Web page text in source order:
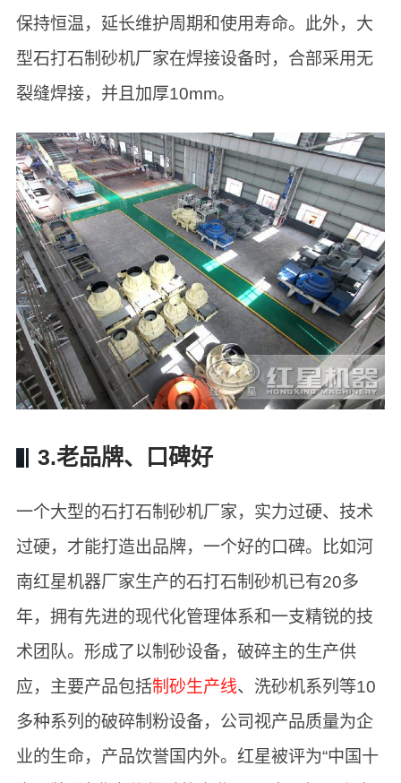
保持恒温，延长维护周期和使用寿命。此外，大
型石打石制砂机厂家在焊接设备时，合部采用无
裂缝焊接，并且加厚10mm。
3.老品牌、口碑好
一个大型的石打石制砂机厂家，实力过硬、技术
过硬，才能打造出品牌，一个好的口碑。比如河
南红星机器厂家生产的石打石制砂机已有20多
年，拥有先进的现代化管理体系和一支精锐的技
术团队。形成了以制砂设备，破碎主的生产供
应，主要产品包括制砂生产线、洗砂机系列等10
多种系列的破碎制粉设备，公司视产品质量为企
业的生命，产品饮誉国内外。红星被评为“中国十